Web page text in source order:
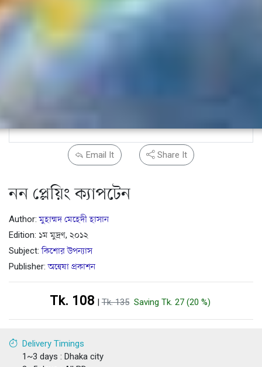
Email It Share It
নন প্লেয়িং ক্যাপটেন
Author:মুহাম্মদ মেহেদী হাসান
Edition: ১ম মুদ্রণ, ২০১২
Subject:কিশোর উপন্যাস
Publisher:অন্বেষা প্রকাশন
Tk. 108 |Tk. 135 Saving Tk. 27 (20 %)
Delivery Timings
1~3 days : Dhaka city